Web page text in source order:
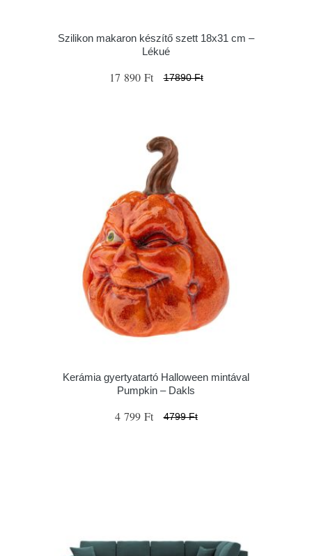
Szilikon makaron készítő szett 18x31 cm –
Lékué
17 890 Ft 17890 Ft
Kerámia gyertyatartó Halloween mintával
Pumpkin – Dakls
4 799 Ft 4799 Ft